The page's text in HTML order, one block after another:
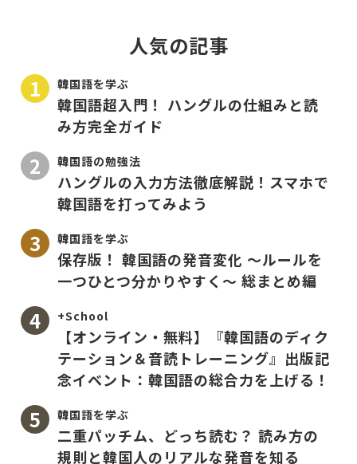
人気の記事
韓国語を学ぶ
韓国語超入門！ ハングルの仕組みと読
み方完全ガイド
韓国語の勉強法
ハングルの入力方法徹底解説！スマホで
韓国語を打ってみよう
韓国語を学ぶ
保存版！ 韓国語の発音変化 〜ルールを
一つひとつ分かりやすく〜 総まとめ編
+School
【オンライン・無料】『韓国語のディク
テーション＆音読トレーニング』出版記
念イベント：韓国語の総合力を上げる！
韓国語を学ぶ
二重パッチム、どっち読む？ 読み方の
規則と韓国人のリアルな発音を知る